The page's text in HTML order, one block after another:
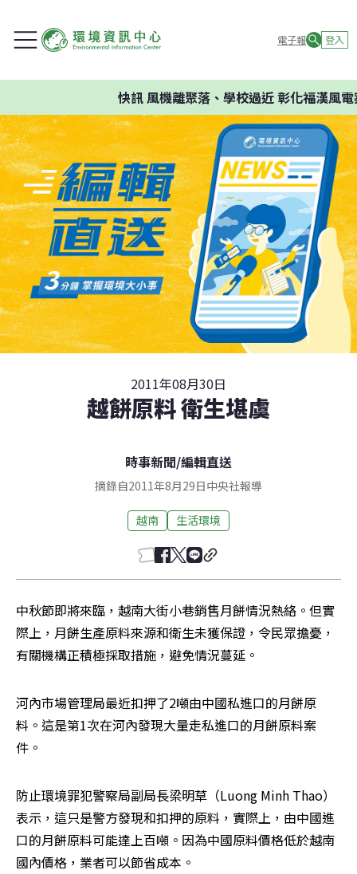
電子報 登入
快訊風機離聚落、學校過近 彰化福漢風電
2011年08月30日
越餅原料 衛生堪虞
時事新聞/編輯直送
摘錄自2011年8月29日中央社報導
越南 生活環境
中秋節即將來臨，越南大街小巷銷售月餅情況熱絡。但實
際上，月餅生產原料來源和衛生未獲保證，令民眾擔憂，
有關機構正積極採取措施，避免情況蔓延。
河內市場管理局最近扣押了2噸由中國私進口的月餅原
料。這是第1次在河內發現大量走私進口的月餅原料案
件。
防止環境罪犯警察局副局長梁明草（Luong Minh Thao）
表示，這只是警方發現和扣押的原料，實際上，由中國進
口的月餅原料可能達上百噸。因為中國原料價格低於越南
國內價格，業者可以節省成本。